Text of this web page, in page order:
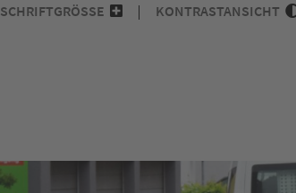
SCHRIFTGRÖSSE KONTRASTANSICHT